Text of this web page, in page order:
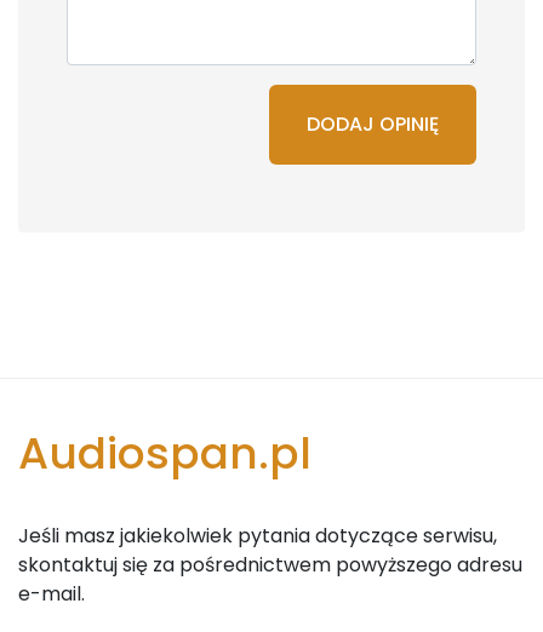
DODAJ OPINIĘ
Audiospan.pl
Jeśli masz jakiekolwiek pytania dotyczące serwisu,
skontaktuj się za pośrednictwem powyższego adresu
e-mail.